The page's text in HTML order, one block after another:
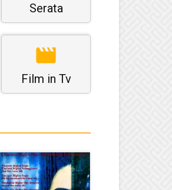
Serata
Film in Tv